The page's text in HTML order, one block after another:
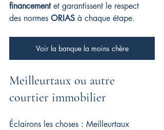
financement et garantissent le respect
des normes ORIAS à chaque étape.
Voir la banque la moins chère
Meilleurtaux ou autre
courtier immobilier
Éclairons les choses : Meilleurtaux